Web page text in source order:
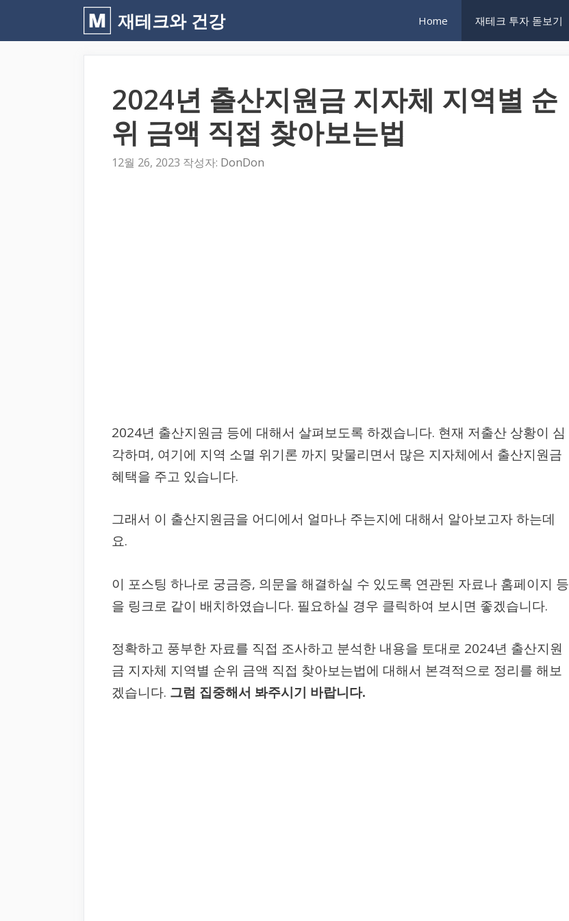
재테크와 건강 Home 재테크 투자 돋보기
2024년 출산지원금 지자체 지역별 순
위 금액 직접 찾아보는법
12월 26, 2023 작성자: DonDon
2024년 출산지원금 등에 대해서 살펴보도록 하겠습니다. 현재 저출산 상황이 심
각하며, 여기에 지역 소멸 위기론 까지 맞물리면서 많은 지자체에서 출산지원금
혜택을 주고 있습니다.
그래서 이 출산지원금을 어디에서 얼마나 주는지에 대해서 알아보고자 하는데
요.
이 포스팅 하나로 궁금증, 의문을 해결하실 수 있도록 연관된 자료나 홈페이지 등
을 링크로 같이 배치하였습니다. 필요하실 경우 클릭하여 보시면 좋겠습니다.
정확하고 풍부한 자료를 직접 조사하고 분석한 내용을 토대로 2024년 출산지원
금 지자체 지역별 순위 금액 직접 찾아보는법에 대해서 본격적으로 정리를 해보
겠습니다. 그럼 집중해서 봐주시기 바랍니다.